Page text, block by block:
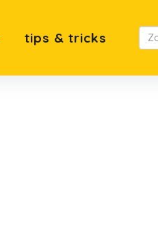
tips & tricks